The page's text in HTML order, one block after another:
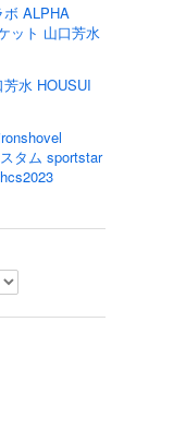
ALPHA
ット 山口芳水
水 HOUSUI
タム sportstar